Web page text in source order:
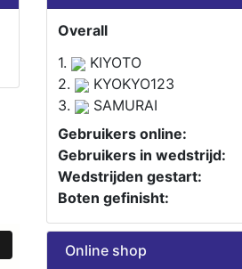
Overall
1.
KIYOTO
2.
KYOKYO123
3.
SAMURAI
Gebruikers online:
Gebruikers in wedstrijd:
Wedstrijden gestart:
Boten gefinisht:
Online shop